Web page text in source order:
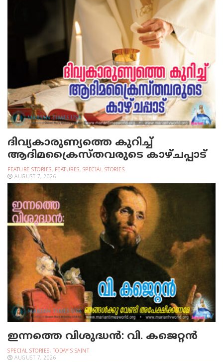
ദിവ്യകാരുണ്യത്തെ കുറിച്ച്
ആദിമക്രൈസ്തവരുടെ കാഴ്ചപ്പാട്
FEATURE STORIES, FEATURES, SPECIAL STORIES
AUGUST 7, 2026
ഇന്നത്തെ വിശുദ്ധന്‍: വി. കജെറ്റന്‍
SPECIAL STORIES, TODAY'S SAINT
AUGUST 7, 2026